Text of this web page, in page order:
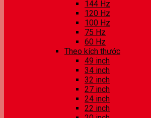
144 Hz
120 Hz
100 Hz
75 Hz
60 Hz
Theo kích thước
49 inch
34 inch
32 inch
27 inch
24 inch
22 inch